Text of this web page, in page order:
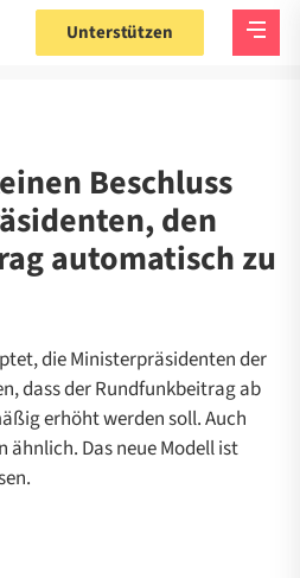
Unterstützen
Beschluss
den
automatisch zu
die Ministerpräsidenten der
dass der Rundfunkbeitrag ab
erhöht werden soll. Auch
ähnlich. Das neue Modell ist